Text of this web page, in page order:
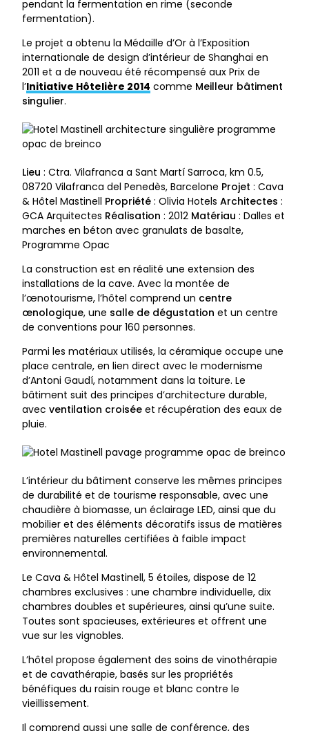
pendant la fermentation en rime (seconde
fermentation).
Le projet a obtenu la Médaille d’Or à l’Exposition
internationale de design d’intérieur de Shanghai en
2011 et a de nouveau été récompensé aux Prix de
l’Initiative Hôtelière 2014 comme Meilleur bâtiment
singulier.
Lieu : Ctra. Vilafranca a Sant Martí Sarroca, km 0.5,
08720 Vilafranca del Penedès, Barcelone Projet : Cava
& Hôtel Mastinell Propriété : Olivia Hotels Architectes :
GCA Arquitectes Réalisation : 2012 Matériau : Dalles et
marches en béton avec granulats de basalte,
Programme Opac
La construction est en réalité une extension des
installations de la cave. Avec la montée de
l’œnotourisme, l’hôtel comprend un centre
œnologique, une salle de dégustation et un centre
de conventions pour 160 personnes.
Parmi les matériaux utilisés, la céramique occupe une
place centrale, en lien direct avec le modernisme
d’Antoni Gaudí, notamment dans la toiture. Le
bâtiment suit des principes d’architecture durable,
avec ventilation croisée et récupération des eaux de
pluie.
L’intérieur du bâtiment conserve les mêmes principes
de durabilité et de tourisme responsable, avec une
chaudière à biomasse, un éclairage LED, ainsi que du
mobilier et des éléments décoratifs issus de matières
premières naturelles certifiées à faible impact
environnemental.
Le Cava & Hôtel Mastinell, 5 étoiles, dispose de 12
chambres exclusives : une chambre individuelle, dix
chambres doubles et supérieures, ainsi qu’une suite.
Toutes sont spacieuses, extérieures et offrent une
vue sur les vignobles.
L’hôtel propose également des soins de vinothérapie
et de cavathérapie, basés sur les propriétés
bénéfiques du raisin rouge et blanc contre le
vieillissement.
Il comprend aussi une salle de conférence, des